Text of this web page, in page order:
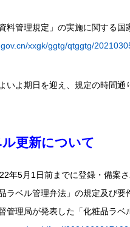
料管理規定」の実施に関する国
xxgk/ggtg/qtggtg/
いよ期日を迎え、規定の時間
更新について
年5月1日前までに登録・備案
ラベル管理弁法」の規定及び要
管理局が発表した「化粧品ラベ